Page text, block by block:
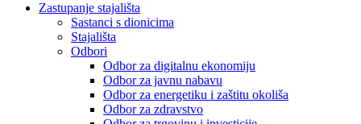
Zastupanje stajališta
Sastanci s dionicima
Stajališta
Odbori
Odbor za digitalnu ekonomiju
Odbor za javnu nabavu
Odbor za energetiku i zaštitu okoliša
Odbor za zdravstvo